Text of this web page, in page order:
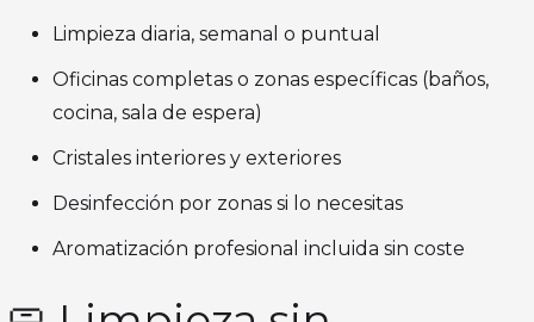
Limpieza diaria, semanal o puntual
Oficinas completas o zonas específicas (baños,
cocina, sala de espera)
Cristales interiores y exteriores
Desinfección por zonas si lo necesitas
Aromatización profesional incluida sin coste